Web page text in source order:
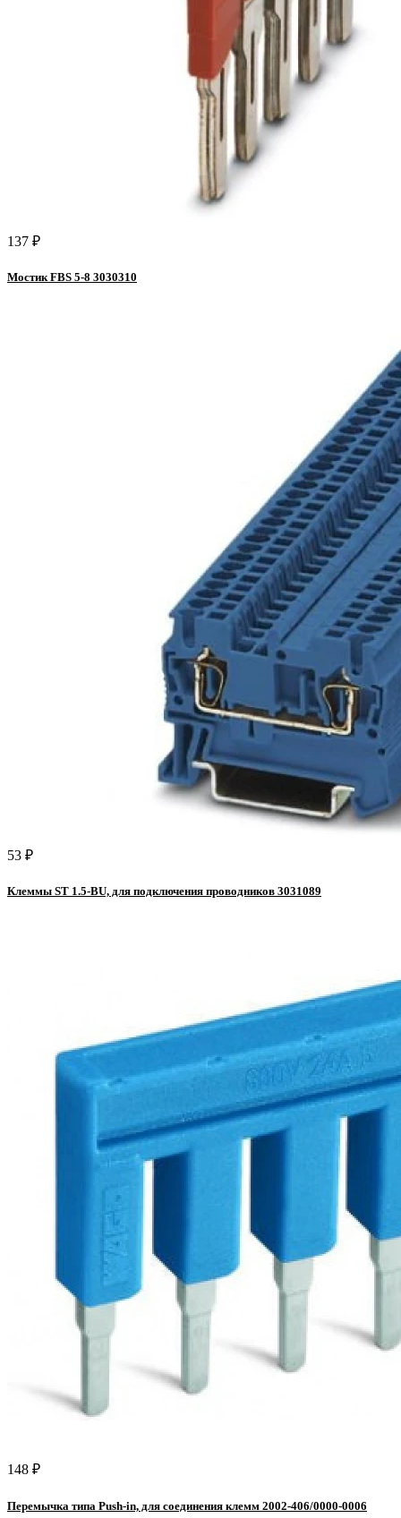
137 ₽
Мостик FBS 5-8 3030310
53 ₽
Клеммы ST 1.5-BU, для подключения проводников 3031089
148 ₽
Перемычка типа Push-in, для соединения клемм 2002-406/0000-0006